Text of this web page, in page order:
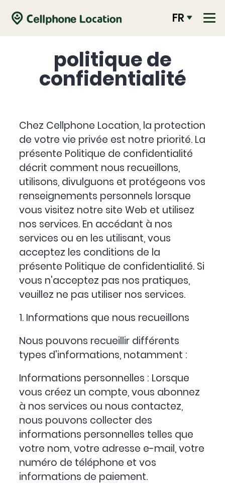
FR
politique de
confidentialité
Chez Cellphone Location, la protection
de votre vie privée est notre priorité. La
présente Politique de confidentialité
décrit comment nous recueillons,
utilisons, divulguons et protégeons vos
renseignements personnels lorsque
vous visitez notre site Web et utilisez
nos services. En accédant à nos
services ou en les utilisant, vous
acceptez les conditions de la
présente Politique de confidentialité. Si
vous n'acceptez pas nos pratiques,
veuillez ne pas utiliser nos services.
1. Informations que nous recueillons
Nous pouvons recueillir différents
types d'informations, notamment :
Informations personnelles : Lorsque
vous créez un compte, vous abonnez
à nos services ou nous contactez,
nous pouvons collecter des
informations personnelles telles que
votre nom, votre adresse e-mail, votre
numéro de téléphone et vos
informations de paiement.